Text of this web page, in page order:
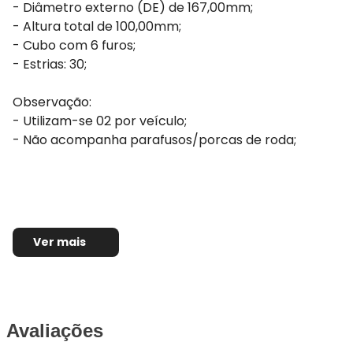
- Diâmetro externo (DE) de 167,00mm;
- Altura total de 100,00mm;
- Cubo com 6 furos;
- Estrias: 30;
Observação:
- Utilizam-se 02 por veículo;
- Não acompanha parafusos/porcas de roda;
Ver mais
Avaliações